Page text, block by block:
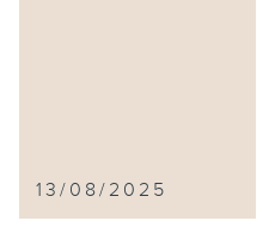
13/08/2025